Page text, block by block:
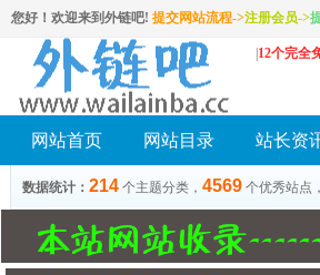
您好！欢迎来到外链吧! 提交网站流程->注册会员->
12个完全
网站首页 网站目录 站长资
数据统计： 214 个主题分类， 4569 个优秀站点，